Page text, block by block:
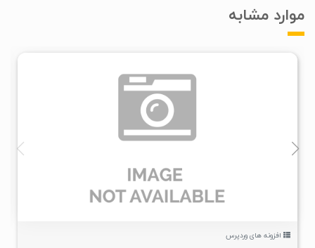
موارد مشابه
افزونه های وردپرس